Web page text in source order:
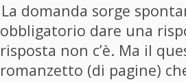
La domanda sorge
obbligatorio dare una
risposta non c’è. Ma il
romanzetto (di pagine)